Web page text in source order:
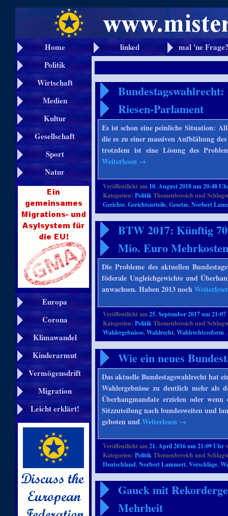
Home linked
mal 'ne
Politik
Wirtschaft
Medien
Kultur
Gesellschaft
Sport
Natur
Europa
Corona
Klimawandel
Kinderarmut
Vermögensdrift
Migration
Leicht erklärt!
Riesen-Parlament
Es ist schon eine peinliche Situation:
die es zu einer massiven Aufblähung
trotzdem ist eine Lösung des
Weiterlesen →
Veröffentlicht am 10. August 2018 um 20:48
Kategorien:PolitikThemenbereich und
Gerichte,Gerichtsurteile,Gesetze,Norbert
BTW 2017: Künftig
Mio. Euro
Die Probleme des aktuellen
föderale Ungleichgewichte und
anwachsen. Haben 2013 noch
Veröffentlicht am25. September 2017 um
Kategorien:PolitikThemenbereich und
Wahlergebnisse,Wahlrecht,Wahlrechtsreform.
Wie ein neues
Das aktuelle Bundestagswahlrecht hat
Wahlergebnisse zu deutlich mehr als
Überhangmandate erzielen oder
Sitzzuteilung nach bundesweiten und
geboten undWeiterlesen →
Veröffentlicht am21. April 2016 um 21:09 Uhr
Kategorien:PolitikThemenbereich und
Deutschland,Norbert Lammert,Vorschläge,
Gauck mit
Mehrheit